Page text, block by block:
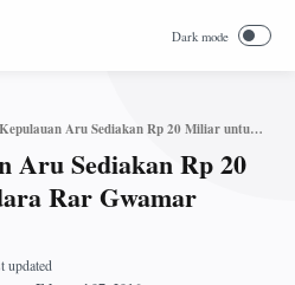
Pemkab Kepulauan Aru Sediakan Rp 20 Miliar untuk Bandara Rar Gwamar
Aru Sediakan Rp 20
Rar Gwamar